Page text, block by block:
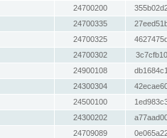
24700200
24700335
24700325
24700302
24900108
24300304
24500100
24300202
24709089